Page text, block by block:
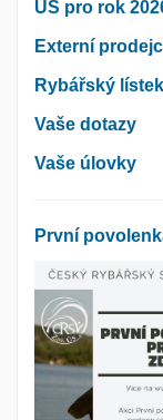
ÚS pro rok
Externí
Rybářský lístek
Vaše dotazy
Vaše úlovky
První